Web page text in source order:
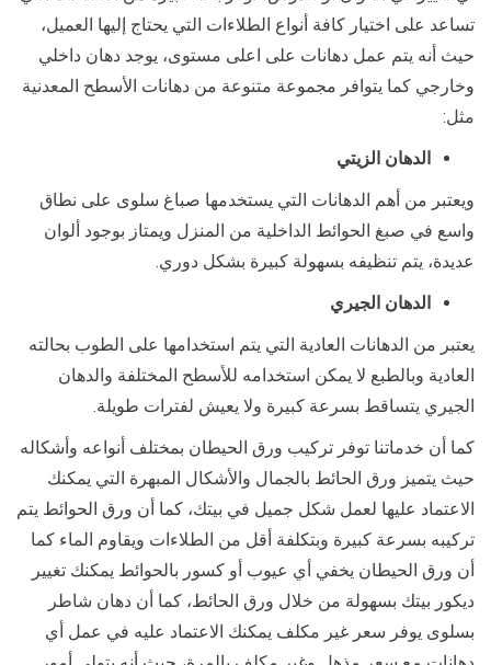
تساعد على اختيار كافة أنواع الطلاءات التي يحتاج إليها العميل،
حيث أنه يتم عمل دهانات على اعلى مستوى، يوجد دهان داخلي
وخارجي كما يتوافر مجموعة متنوعة من دهانات الأسطح المعدنية
مثل:
الدهان الزيتي
ويعتبر من أهم الدهانات التي يستخدمها صباغ سلوى على نطاق
واسع في صبغ الحوائط الداخلية من المنزل ويمتاز بوجود ألوان
عديدة، يتم تنظيفه بسهولة كبيرة بشكل دوري.
الدهان الجيري
يعتبر من الدهانات العادية التي يتم استخدامها على الطوب بحالته
العادية وبالطبع لا يمكن استخدامه للأسطح المختلفة والدهان
الجيري يتساقط بسرعة كبيرة ولا يعيش لفترات طويلة.
كما أن خدماتنا توفر تركيب ورق الحيطان بمختلف أنواعه وأشكاله
حيث يتميز ورق الحائط بالجمال والأشكال المبهرة التي يمكنك
الاعتماد عليها لعمل شكل جميل في بيتك، كما أن ورق الحوائط يتم
تركيبه بسرعة كبيرة وبتكلفة أقل من الطلاءات ويقاوم الماء كما
أن ورق الحيطان يخفي أي عيوب أو كسور بالحوائط يمكنك تغيير
ديكور بيتك بسهولة من خلال ورق الحائط، كما أن دهان شاطر
بسلوى يوفر سعر غير مكلف يمكنك الاعتماد عليه في عمل أي